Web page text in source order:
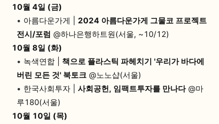
10월 4일 (금)
• 아름다운가게 | 2024 아름다운가게 그물코 프로젝트
전시/포럼 @하나은행하트원(서울, ~10/12)
10월 8일 (화)
• 녹색연합 | 책으로 플라스틱 파헤치기 '우리가 바다에
버린 모든 것' 북토크@노노샵(서울)
• 한국사회투자 | 사회공헌, 임팩트투자를 만나다@마
루180(서울)
10월 10일 (목)